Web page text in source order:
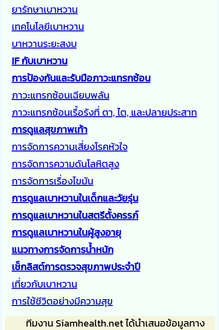
ยารักษาเบาหวาน
เทคโนโลยีเบาหวาน
บาหวานระยะสงบ
IF กับเบาหวาน
การป้องกันและรับมือภาวะแทรกซ้อน
ภาวะแทรกซ้อนเฉียบพลัน
ภาวะแทรกซ้อนเรื้อรังที่ ตา, ไต, และปลายประสาท
การดูแลสุขภาพเท้า
การจัดการความเสี่ยงโรคหัวใจ
การจัดการความดันโลหิตสูง
การจัดการเรื่องไขมัน
การดูแลเบาหวานในเด็กและวัยรุ่น
การดูแลเบาหวานในสตรีตั้งครรภ์
การดูแลเบาหวานในผู้สูงอายุ
แนวทางการจัดการน้ำหนัก
เช็กลิสต์การตรวจสุขภาพประจำปี
เที่ยวกับเบาหวาน
การใช้ชีวิตอย่างมีความสุข
ทีมงาน Siamhealth.net ได้นำเสนอข้อมูลทาง